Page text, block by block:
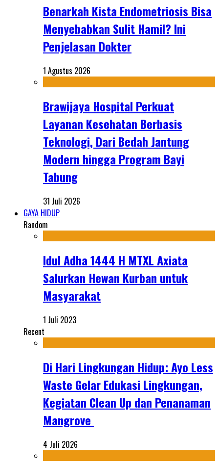
Benarkah Kista Endometriosis Bisa
Menyebabkan Sulit Hamil? Ini
Penjelasan Dokter
1 Agustus 2026
Brawijaya Hospital Perkuat
Layanan Kesehatan Berbasis
Teknologi, Dari Bedah Jantung
Modern hingga Program Bayi
Tabung
31 Juli 2026
GAYA HIDUP
Random
Idul Adha 1444 H MTXL Axiata
Salurkan Hewan Kurban untuk
Masyarakat
1 Juli 2023
Recent
Di Hari Lingkungan Hidup: Ayo Less
Waste Gelar Edukasi Lingkungan,
Kegiatan Clean Up dan Penanaman
Mangrove
4 Juli 2026